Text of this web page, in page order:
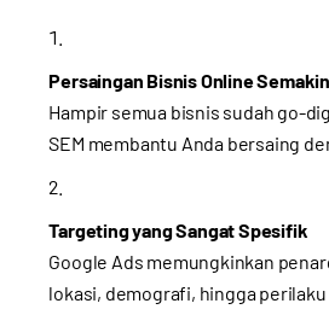
Persaingan Bisnis Online
Hampir semua bisnis sudah go-
SEM membantu Anda bersaing
Targeting yang Sangat Spesifik
Google Ads memungkinkan
lokasi, demografi, hingga